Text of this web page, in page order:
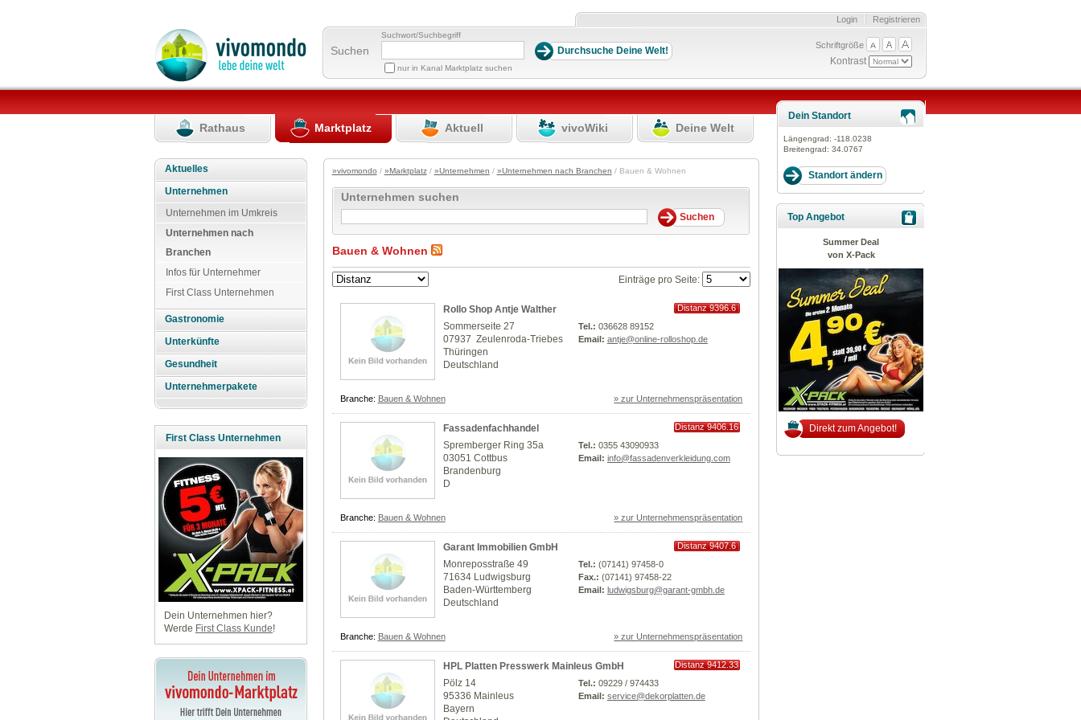
Registrieren
Login
Suchen
Suchwort/Suchbegriff
nur in Kanal Marktplatz suchen
Schriftgröße
Kontrast
Rathaus Marktplatz Aktuell vivoWiki Deine Welt
Aktuelles
Unternehmen
Unternehmen im Umkreis
Unternehmen nach
Branchen
Infos für Unternehmer
First Class Unternehmen
Gastronomie
Unterkünfte
Gesundheit
Unternehmerpakete
First Class Unternehmen
Dein Unternehmen hier?
Werde First Class Kunde!
»vivomondo / »Marktplatz/ »Unternehmen / »Unternehmen nach Branchen / Bauen & Wohnen
Unternehmen suchen
Bauen & Wohnen
Einträge pro Seite:
Rollo Shop Antje Walther
Distanz 9396.6
Sommerseite 27
07937 Zeulenroda-Triebes
Thüringen
Deutschland
Tel.: 036628 89152
Email: antje@online-rolloshop.de
Branche: Bauen & Wohnen » zur Unternehmenspräsentation
Fassadenfachhandel
Distanz 9406.16
Spremberger Ring 35a
03051 Cottbus
Brandenburg
D
Tel.: 0355 43090933
Email: info@fassadenverkleidung.com
Branche: Bauen & Wohnen » zur Unternehmenspräsentation
Garant Immobilien GmbH
Distanz 9407.6
Monreposstraße 49
71634 Ludwigsburg
Baden-Württemberg
Deutschland
Tel.: (07141) 97458-0
Fax.: (07141) 97458-22
Email: ludwigsburg@garant-gmbh.de
Branche: Bauen & Wohnen » zur Unternehmenspräsentation
HPL Platten Presswerk Mainleus GmbH
Distanz 9412.33
Pölz 14
95336 Mainleus
Bayern
Tel.: 09229 / 974433
Email: service@dekorplatten.de
Dein Standort
Längengrad: -118.0238
Breitengrad: 34.0767
Top Angebot
Summer Deal
von X-Pack
Direkt zum Angebot!